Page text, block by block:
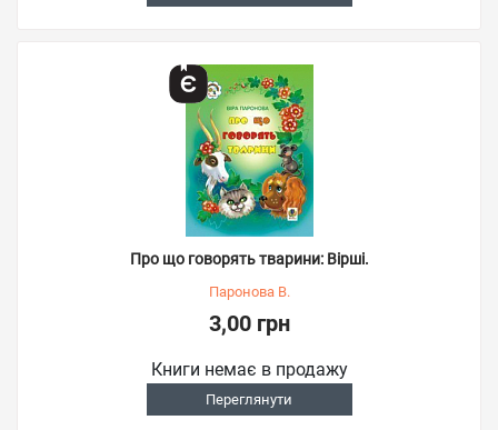
Про що говорять тварини: Вірші.
Паронова В.
3,00 грн
Книги немає в продажу
Переглянути